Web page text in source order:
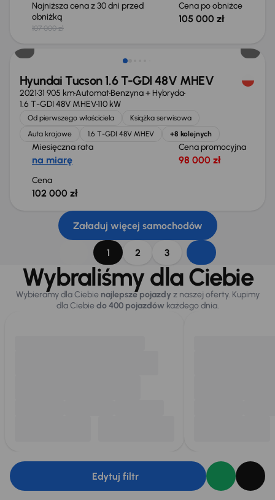
Najniższa cena z 30 dni przed
obniżką
107 000 zł
Cena po obniżce
105 000 zł
Hyundai Tucson 1.6 T-GDI 48V MHEV
202131 905 kmAutomatBenzyna + Hybryda
1.6 T-GDI 48V MHEV110 kW
Od pierwszego właściciela
Książka serwisowa
Auta krajowe
1.6 T-GDI 48V MHEV +8 kolejnych
Miesięczna rata
na miarę
Cena promocyjna
98 000 zł
Cena
102 000 zł
Załaduj więcej samochodów
1 2 3
Wybraliśmy dla Ciebie
Wybieramy dla Ciebie najlepsze pojazdy z naszej oferty. Kupimy
dla Ciebiedo 400 pojazdówkażdego dnia.
Edytuj filtr